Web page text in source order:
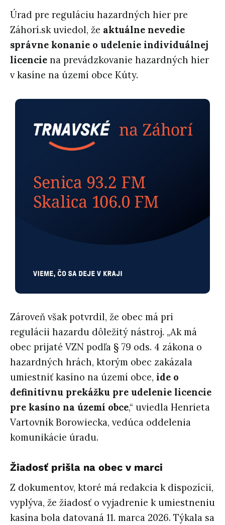
Úrad pre reguláciu hazardných hier pre
Záhorí.sk uviedol, že aktuálne nevedie
správne konanie o udelenie individuálnej
licencie na prevádzkovanie hazardných hier
v kasíne na území obce Kúty.
Zároveň však potvrdil, že obec má pri
regulácii hazardu dôležitý nástroj. „Ak má
obec prijaté VZN podľa § 79 ods. 4 zákona o
hazardných hrách, ktorým obec zakázala
umiestniť kasíno na území obce, ide o
definitívnu prekážku pre udelenie licencie
pre kasíno na území obce,“ uviedla Henrieta
Vartovník Borowiecka, vedúca oddelenia
komunikácie úradu.
Žiadosť prišla na obec v marci
Z dokumentov, ktoré má redakcia k dispozícii,
vyplýva, že žiadosť o vyjadrenie k umiestneniu
kasína bola datovaná 11. marca 2026. Týkala sa